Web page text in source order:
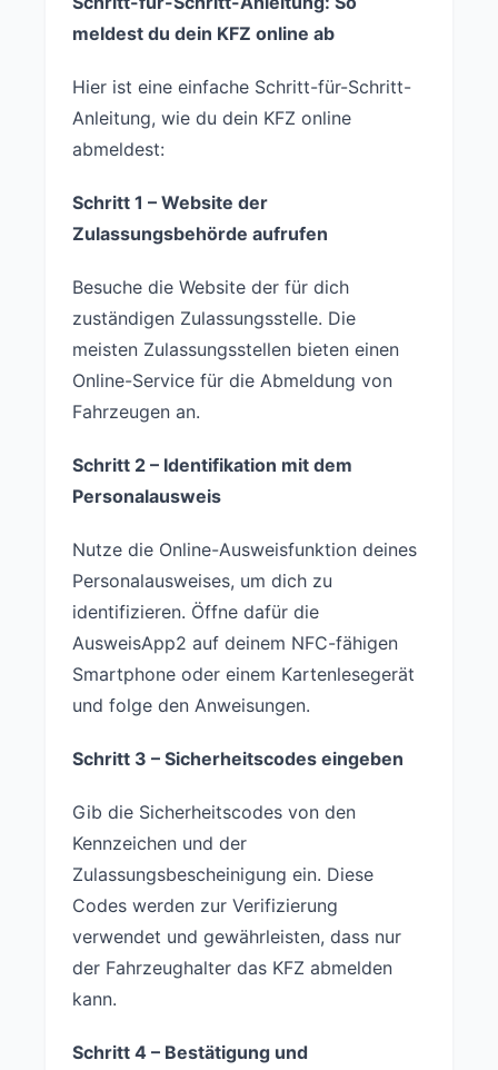
meldest du dein KFZ online ab
Hier ist eine einfache Schritt-für-Schritt-
Anleitung, wie du dein KFZ online
abmeldest:
Schritt 1 – Website der
Zulassungsbehörde aufrufen
Besuche die Website der für dich
zuständigen Zulassungsstelle. Die
meisten Zulassungsstellen bieten einen
Online-Service für die Abmeldung von
Fahrzeugen an.
Schritt 2 – Identifikation mit dem
Personalausweis
Nutze die Online-Ausweisfunktion deines
Personalausweises, um dich zu
identifizieren. Öffne dafür die
AusweisApp2 auf deinem NFC-fähigen
Smartphone oder einem Kartenlesegerät
und folge den Anweisungen.
Schritt 3 – Sicherheitscodes eingeben
Gib die Sicherheitscodes von den
Kennzeichen und der
Zulassungsbescheinigung ein. Diese
Codes werden zur Verifizierung
verwendet und gewährleisten, dass nur
der Fahrzeughalter das KFZ abmelden
kann.
Schritt 4 – Bestätigung und